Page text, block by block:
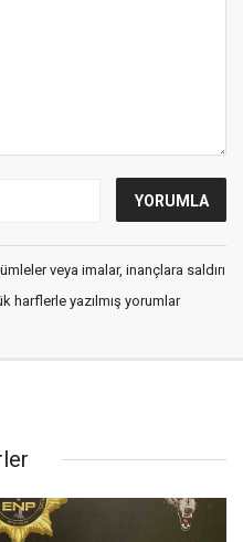
veya imalar, inançlara saldırı
harflerle yazılmış yorumlar